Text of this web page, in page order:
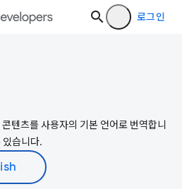
로그인
텐츠를 사용자의 기본 언어로 번역합니
있습니다.